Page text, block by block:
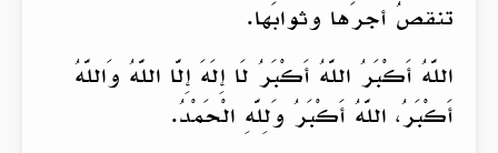
تنقصُ أجرَها وثوابَها.
اللَّهُ أَكْبَرُ اللَّهُ أَكْبَرُ لَا إِلَهَ إِلَّا اللَّهُ وَاللَّهُ
أَكْبَرُ، اللَّهُ أَكْبَرُ وَلِلَّهِ الْحَمْدُ.